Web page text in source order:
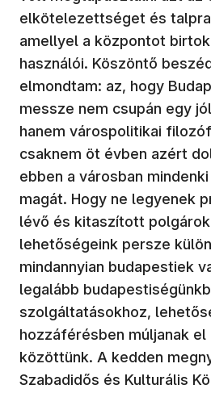
elkötelezettséget és
amellyel a központot
használói. Köszöntő
elmondtam: az, hogy
messze nem csupán egy
hanem várospolitikai
csaknem öt évben azért
ebben a városban
magát. Hogy ne legyenek
lévő és kitaszított
lehetőségeink persze
mindannyian budapestiek
legalább
szolgáltatásokhoz,
hozzáférésben múljanak
közöttünk. A kedden
Szabadidős és Kulturális